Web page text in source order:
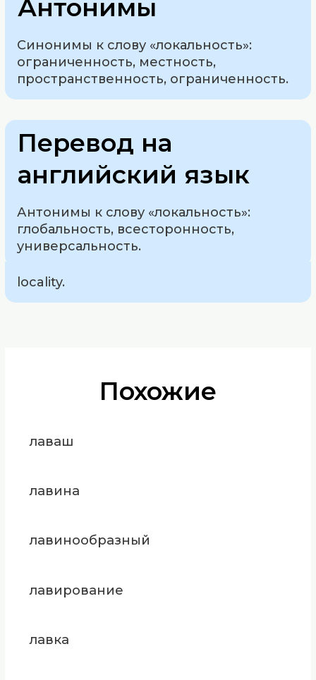
Антонимы
Синонимы к слову «локальность»:
ограниченность, местность,
пространственность, ограниченность.
Перевод на
английский язык
Антонимы к слову «локальность»:
глобальность, всесторонность,
универсальность.
locality.
Похожие
лаваш
лавина
лавинообразный
лавирование
лавка